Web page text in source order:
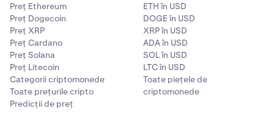
Preț Ethereum
Preț Dogecoin
Preț XRP
Preț Cardano
Preț Solana
Preț Litecoin
Categorii criptomonede
Toate prețurile cripto
Predicții de preț
ETH în USD
DOGE în USD
XRP în USD
ADA în USD
SOL în USD
LTC în USD
Toate piețele de
criptomonede